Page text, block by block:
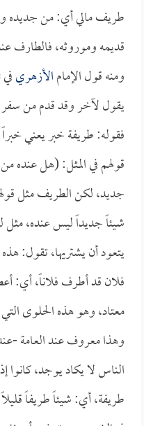
طريف مالي أي: من جديده
قديمه وموروثه، فالطارف
ومنه قول الإمامالأزهريفي
يقول لآخر وقد قدم من
فقوله: طريفة خبر يعني
قولهم في المثل: (هل
جديد، لكن الطريف مثل
شيئاً جديداً ليس عنده، مثل
يتعود أن يشتريها، تقول:
فلان قد أطرف فلاناً، أي:
معتاد، وهو هذه الحلوى
وهذا معروف عند العامة -
الناس لا يكاد يوجد، كانوا
طريفة، أي: شيئاً طريفاً